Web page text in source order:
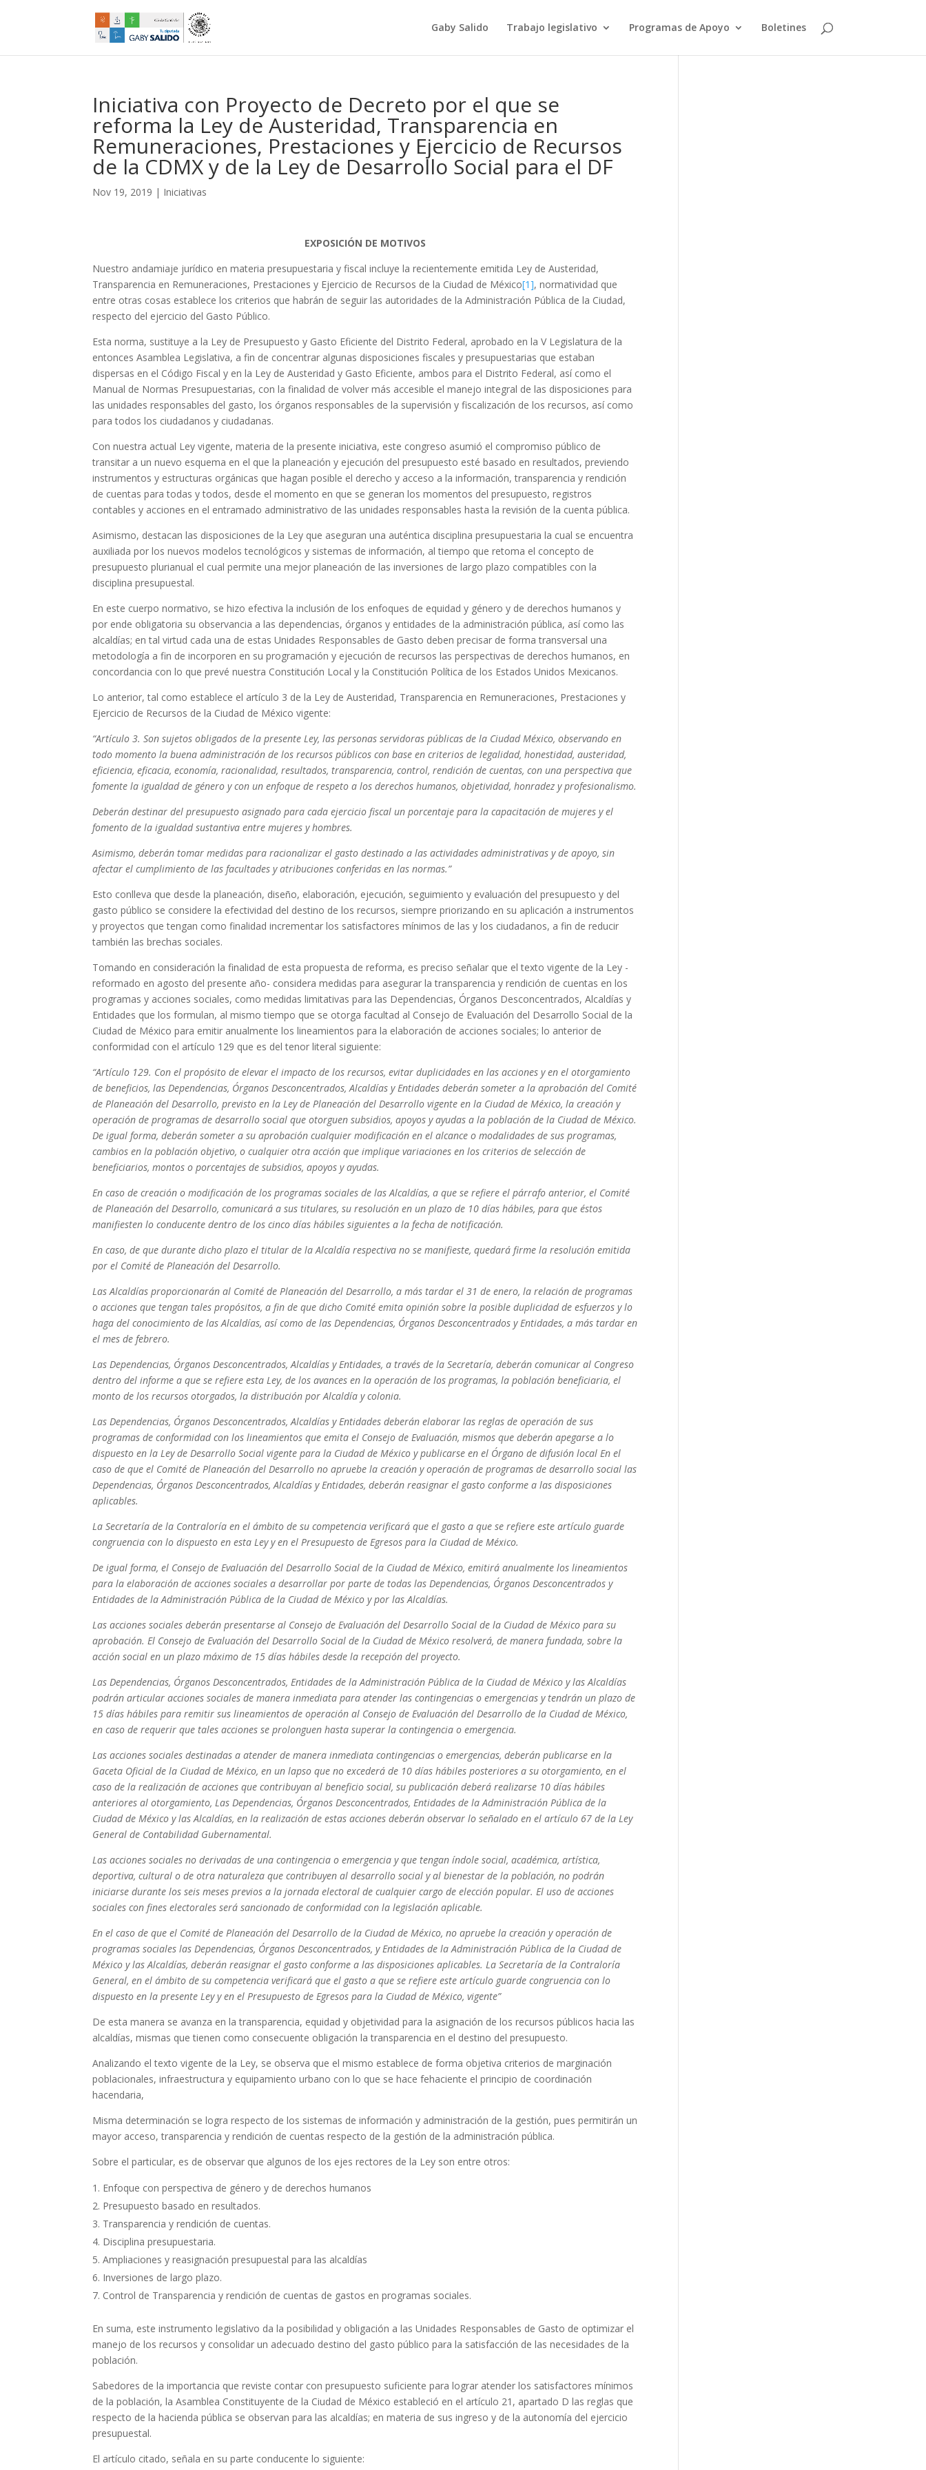
Gaby Salido Trabajo legislativo Programas de Apoyo Boletines
Iniciativa con Proyecto de Decreto por el que se
reforma la Ley de Austeridad, Transparencia en
Remuneraciones, Prestaciones y Ejercicio de Recursos
de la CDMX y de la Ley de Desarrollo Social para el DF
Nov 19, 2019 | Iniciativas
EXPOSICIÓN DE MOTIVOS
Nuestro andamiaje jurídico en materia presupuestaria y fiscal incluye la recientemente emitida Ley de Austeridad,
Transparencia en Remuneraciones, Prestaciones y Ejercicio de Recursos de la Ciudad de México[1], normatividad que
entre otras cosas establece los criterios que habrán de seguir las autoridades de la Administración Pública de la Ciudad,
respecto del ejercicio del Gasto Público.
Esta norma, sustituye a la Ley de Presupuesto y Gasto Eficiente del Distrito Federal, aprobado en la V Legislatura de la
entonces Asamblea Legislativa, a fin de concentrar algunas disposiciones fiscales y presupuestarias que estaban
dispersas en el Código Fiscal y en la Ley de Austeridad y Gasto Eficiente, ambos para el Distrito Federal, así como el
Manual de Normas Presupuestarias, con la finalidad de volver más accesible el manejo integral de las disposiciones para
las unidades responsables del gasto, los órganos responsables de la supervisión y fiscalización de los recursos, así como
para todos los ciudadanos y ciudadanas.
Con nuestra actual Ley vigente, materia de la presente iniciativa, este congreso asumió el compromiso público de
transitar a un nuevo esquema en el que la planeación y ejecución del presupuesto esté basado en resultados, previendo
instrumentos y estructuras orgánicas que hagan posible el derecho y acceso a la información, transparencia y rendición
de cuentas para todas y todos, desde el momento en que se generan los momentos del presupuesto, registros
contables y acciones en el entramado administrativo de las unidades responsables hasta la revisión de la cuenta pública.
Asimismo, destacan las disposiciones de la Ley que aseguran una auténtica disciplina presupuestaria la cual se encuentra
auxiliada por los nuevos modelos tecnológicos y sistemas de información, al tiempo que retoma el concepto de
presupuesto plurianual el cual permite una mejor planeación de las inversiones de largo plazo compatibles con la
disciplina presupuestal.
En este cuerpo normativo, se hizo efectiva la inclusión de los enfoques de equidad y género y de derechos humanos y
por ende obligatoria su observancia a las dependencias, órganos y entidades de la administración pública, así como las
alcaldías; en tal virtud cada una de estas Unidades Responsables de Gasto deben precisar de forma transversal una
metodología a fin de incorporen en su programación y ejecución de recursos las perspectivas de derechos humanos, en
concordancia con lo que prevé nuestra Constitución Local y la Constitución Política de los Estados Unidos Mexicanos.
Lo anterior, tal como establece el artículo 3 de la Ley de Austeridad, Transparencia en Remuneraciones, Prestaciones y
Ejercicio de Recursos de la Ciudad de México vigente:
“Artículo 3. Son sujetos obligados de la presente Ley, las personas servidoras públicas de la Ciudad México, observando en
todo momento la buena administración de los recursos públicos con base en criterios de legalidad, honestidad, austeridad,
eficiencia, eficacia, economía, racionalidad, resultados, transparencia, control, rendición de cuentas, con una perspectiva que
fomente la igualdad de género y con un enfoque de respeto a los derechos humanos, objetividad, honradez y profesionalismo.
Deberán destinar del presupuesto asignado para cada ejercicio fiscal un porcentaje para la capacitación de mujeres y el
fomento de la igualdad sustantiva entre mujeres y hombres.
Asimismo, deberán tomar medidas para racionalizar el gasto destinado a las actividades administrativas y de apoyo, sin
afectar el cumplimiento de las facultades y atribuciones conferidas en las normas.”
Esto conlleva que desde la planeación, diseño, elaboración, ejecución, seguimiento y evaluación del presupuesto y del
gasto público se considere la efectividad del destino de los recursos, siempre priorizando en su aplicación a instrumentos
y proyectos que tengan como finalidad incrementar los satisfactores mínimos de las y los ciudadanos, a fin de reducir
también las brechas sociales.
Tomando en consideración la finalidad de esta propuesta de reforma, es preciso señalar que el texto vigente de la Ley -
reformado en agosto del presente año- considera medidas para asegurar la transparencia y rendición de cuentas en los
programas y acciones sociales, como medidas limitativas para las Dependencias, Órganos Desconcentrados, Alcaldías y
Entidades que los formulan, al mismo tiempo que se otorga facultad al Consejo de Evaluación del Desarrollo Social de la
Ciudad de México para emitir anualmente los lineamientos para la elaboración de acciones sociales; lo anterior de
conformidad con el artículo 129 que es del tenor literal siguiente:
“Artículo 129. Con el propósito de elevar el impacto de los recursos, evitar duplicidades en las acciones y en el otorgamiento
de beneficios, las Dependencias, Órganos Desconcentrados, Alcaldías y Entidades deberán someter a la aprobación del Comité
de Planeación del Desarrollo, previsto en la Ley de Planeación del Desarrollo vigente en la Ciudad de México, la creación y
operación de programas de desarrollo social que otorguen subsidios, apoyos y ayudas a la población de la Ciudad de México.
De igual forma, deberán someter a su aprobación cualquier modificación en el alcance o modalidades de sus programas,
cambios en la población objetivo, o cualquier otra acción que implique variaciones en los criterios de selección de
beneficiarios, montos o porcentajes de subsidios, apoyos y ayudas.
En caso de creación o modificación de los programas sociales de las Alcaldías, a que se refiere el párrafo anterior, el Comité
de Planeación del Desarrollo, comunicará a sus titulares, su resolución en un plazo de 10 días hábiles, para que éstos
manifiesten lo conducente dentro de los cinco días hábiles siguientes a la fecha de notificación.
En caso, de que durante dicho plazo el titular de la Alcaldía respectiva no se manifieste, quedará firme la resolución emitida
por el Comité de Planeación del Desarrollo.
Las Alcaldías proporcionarán al Comité de Planeación del Desarrollo, a más tardar el 31 de enero, la relación de programas
o acciones que tengan tales propósitos, a fin de que dicho Comité emita opinión sobre la posible duplicidad de esfuerzos y lo
haga del conocimiento de las Alcaldías, así como de las Dependencias, Órganos Desconcentrados y Entidades, a más tardar en
el mes de febrero.
Las Dependencias, Órganos Desconcentrados, Alcaldías y Entidades, a través de la Secretaría, deberán comunicar al Congreso
dentro del informe a que se refiere esta Ley, de los avances en la operación de los programas, la población beneficiaria, el
monto de los recursos otorgados, la distribución por Alcaldía y colonia.
Las Dependencias, Órganos Desconcentrados, Alcaldías y Entidades deberán elaborar las reglas de operación de sus
programas de conformidad con los lineamientos que emita el Consejo de Evaluación, mismos que deberán apegarse a lo
dispuesto en la Ley de Desarrollo Social vigente para la Ciudad de México y publicarse en el Órgano de difusión local En el
caso de que el Comité de Planeación del Desarrollo no apruebe la creación y operación de programas de desarrollo social las
Dependencias, Órganos Desconcentrados, Alcaldías y Entidades, deberán reasignar el gasto conforme a las disposiciones
aplicables.
La Secretaría de la Contraloría en el ámbito de su competencia verificará que el gasto a que se refiere este artículo guarde
congruencia con lo dispuesto en esta Ley y en el Presupuesto de Egresos para la Ciudad de México.
De igual forma, el Consejo de Evaluación del Desarrollo Social de la Ciudad de México, emitirá anualmente los lineamientos
para la elaboración de acciones sociales a desarrollar por parte de todas las Dependencias, Órganos Desconcentrados y
Entidades de la Administración Pública de la Ciudad de México y por las Alcaldías.
Las acciones sociales deberán presentarse al Consejo de Evaluación del Desarrollo Social de la Ciudad de México para su
aprobación. El Consejo de Evaluación del Desarrollo Social de la Ciudad de México resolverá, de manera fundada, sobre la
acción social en un plazo máximo de 15 días hábiles desde la recepción del proyecto.
Las Dependencias, Órganos Desconcentrados, Entidades de la Administración Pública de la Ciudad de México y las Alcaldías
podrán articular acciones sociales de manera inmediata para atender las contingencias o emergencias y tendrán un plazo de
15 días hábiles para remitir sus lineamientos de operación al Consejo de Evaluación del Desarrollo de la Ciudad de México,
en caso de requerir que tales acciones se prolonguen hasta superar la contingencia o emergencia.
Las acciones sociales destinadas a atender de manera inmediata contingencias o emergencias, deberán publicarse en la
Gaceta Oficial de la Ciudad de México, en un lapso que no excederá de 10 días hábiles posteriores a su otorgamiento, en el
caso de la realización de acciones que contribuyan al beneficio social, su publicación deberá realizarse 10 días hábiles
anteriores al otorgamiento, Las Dependencias, Órganos Desconcentrados, Entidades de la Administración Pública de la
Ciudad de México y las Alcaldías, en la realización de estas acciones deberán observar lo señalado en el artículo 67 de la Ley
General de Contabilidad Gubernamental.
Las acciones sociales no derivadas de una contingencia o emergencia y que tengan índole social, académica, artística,
deportiva, cultural o de otra naturaleza que contribuyen al desarrollo social y al bienestar de la población, no podrán
iniciarse durante los seis meses previos a la jornada electoral de cualquier cargo de elección popular. El uso de acciones
sociales con fines electorales será sancionado de conformidad con la legislación aplicable.
En el caso de que el Comité de Planeación del Desarrollo de la Ciudad de México, no apruebe la creación y operación de
programas sociales las Dependencias, Órganos Desconcentrados, y Entidades de la Administración Pública de la Ciudad de
México y las Alcaldías, deberán reasignar el gasto conforme a las disposiciones aplicables. La Secretaría de la Contraloría
General, en el ámbito de su competencia verificará que el gasto a que se refiere este artículo guarde congruencia con lo
dispuesto en la presente Ley y en el Presupuesto de Egresos para la Ciudad de México, vigente”
De esta manera se avanza en la transparencia, equidad y objetividad para la asignación de los recursos públicos hacia las
alcaldías, mismas que tienen como consecuente obligación la transparencia en el destino del presupuesto.
Analizando el texto vigente de la Ley, se observa que el mismo establece de forma objetiva criterios de marginación
poblacionales, infraestructura y equipamiento urbano con lo que se hace fehaciente el principio de coordinación
hacendaria,
Misma determinación se logra respecto de los sistemas de información y administración de la gestión, pues permitirán un
mayor acceso, transparencia y rendición de cuentas respecto de la gestión de la administración pública.
Sobre el particular, es de observar que algunos de los ejes rectores de la Ley son entre otros:
Enfoque con perspectiva de género y de derechos humanos
Presupuesto basado en resultados.
Transparencia y rendición de cuentas.
Disciplina presupuestaria.
Ampliaciones y reasignación presupuestal para las alcaldías
Inversiones de largo plazo.
Control de Transparencia y rendición de cuentas de gastos en programas sociales.
En suma, este instrumento legislativo da la posibilidad y obligación a las Unidades Responsables de Gasto de optimizar el
manejo de los recursos y consolidar un adecuado destino del gasto público para la satisfacción de las necesidades de la
población.
Sabedores de la importancia que reviste contar con presupuesto suficiente para lograr atender los satisfactores mínimos
de la población, la Asamblea Constituyente de la Ciudad de México estableció en el artículo 21, apartado D las reglas que
respecto de la hacienda pública se observan para las alcaldías; en materia de sus ingreso y de la autonomía del ejercicio
presupuestal.
El artículo citado, señala en su parte conducente lo siguiente: